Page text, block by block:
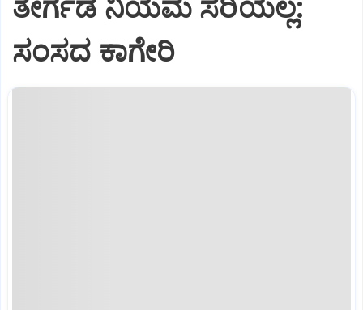
ತೇರ್ಗಡೆ ನಿಯಮ ಸರಿಯಲ್ಲ:
ಸಂಸದ ಕಾಗೇರಿ